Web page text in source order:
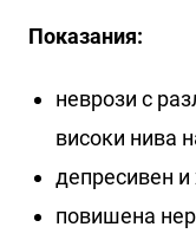
Показания:
неврози с
високи нива
депресивен
повишена